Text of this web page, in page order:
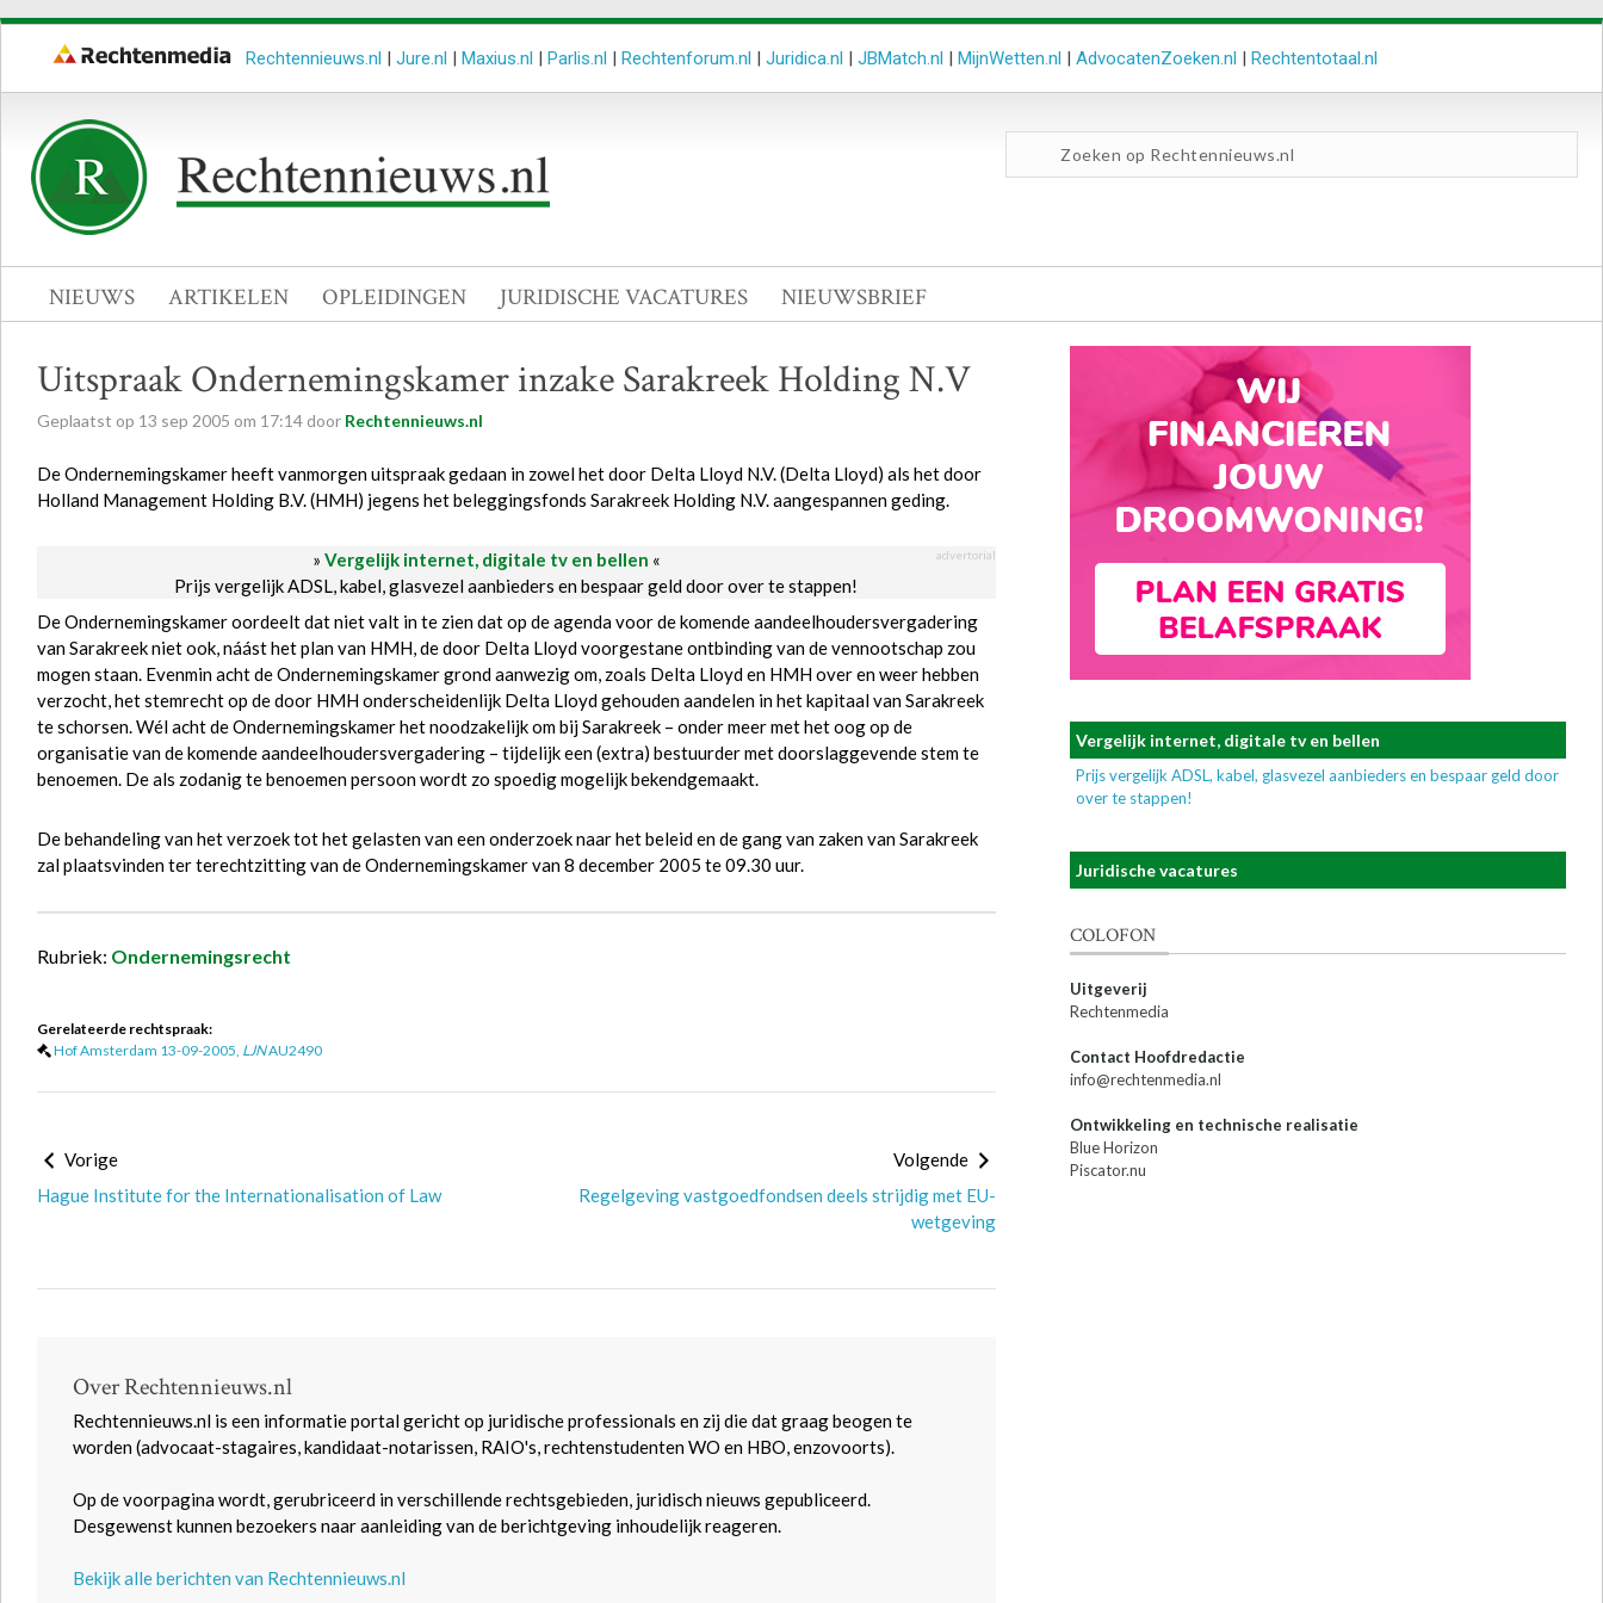
Rechtennieuws.nl | Jure.nl | Maxius.nl | Parlis.nl | Rechtenforum.nl | Juridica.nl | JBMatch.nl | MijnWetten.nl | AdvocatenZoeken.nl | Rechtentotaal.nl
NIEUWS ARTIKELEN OPLEIDINGEN JURIDISCHE VACATURES NIEUWSBRIEF
Uitspraak Ondernemingskamer inzake Sarakreek Holding N.V
Geplaatst op 13 sep 2005 om 17:14 door Rechtennieuws.nl
De Ondernemingskamer heeft vanmorgen uitspraak gedaan in zowel het door Delta Lloyd N.V. (Delta Lloyd) als het door
Holland Management Holding B.V. (HMH) jegens het beleggingsfonds Sarakreek Holding N.V. aangespannen geding.
» Vergelijk internet, digitale tv en bellen « advertorial
Prijs vergelijk ADSL, kabel, glasvezel aanbieders en bespaar geld door over te stappen!
De Ondernemingskamer oordeelt dat niet valt in te zien dat op de agenda voor de komende aandeelhoudersvergadering
van Sarakreek niet ook, náást het plan van HMH, de door Delta Lloyd voorgestane ontbinding van de vennootschap zou
mogen staan. Evenmin acht de Ondernemingskamer grond aanwezig om, zoals Delta Lloyd en HMH over en weer hebben
verzocht, het stemrecht op de door HMH onderscheidenlijk Delta Lloyd gehouden aandelen in het kapitaal van Sarakreek
te schorsen. Wél acht de Ondernemingskamer het noodzakelijk om bij Sarakreek – onder meer met het oog op de
organisatie van de komende aandeelhoudersvergadering – tijdelijk een (extra) bestuurder met doorslaggevende stem te
benoemen. De als zodanig te benoemen persoon wordt zo spoedig mogelijk bekendgemaakt.
De behandeling van het verzoek tot het gelasten van een onderzoek naar het beleid en de gang van zaken van Sarakreek
zal plaatsvinden ter terechtzitting van de Ondernemingskamer van 8 december 2005 te 09.30 uur.
Rubriek: Ondernemingsrecht
Gerelateerde rechtspraak:
Hof Amsterdam 13-09-2005, LJNAU2490
Vorige
Hague Institute for the Internationalisation of Law
Volgende
Regelgeving vastgoedfondsen deels strijdig met EU-
wetgeving
Over Rechtennieuws.nl
Rechtennieuws.nl is een informatie portal gericht op juridische professionals en zij die dat graag beogen te
worden (advocaat-stagaires, kandidaat-notarissen, RAIO's, rechtenstudenten WO en HBO, enzovoorts).
Op de voorpagina wordt, gerubriceerd in verschillende rechtsgebieden, juridisch nieuws gepubliceerd.
Desgewenst kunnen bezoekers naar aanleiding van de berichtgeving inhoudelijk reageren.
Bekijk alle berichten van Rechtennieuws.nl
Vergelijk internet, digitale tv en bellen
Prijs vergelijk ADSL, kabel, glasvezel aanbieders en bespaar geld door
over te stappen!
Juridische vacatures
COLOFON
Uitgeverij
Rechtenmedia
Contact Hoofdredactie
info@rechtenmedia.nl
Ontwikkeling en technische realisatie
Blue Horizon
Piscator.nu